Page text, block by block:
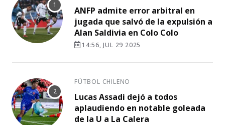
ANFP admite error arbitral en
jugada que salvó de la expulsión a
Alan Saldivia en Colo Colo
14:56, JUL 29 2025
FÚTBOL CHILENO
Lucas Assadi dejó a todos
aplaudiendo en notable goleada
de la U a La Calera